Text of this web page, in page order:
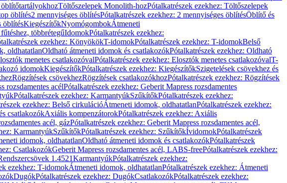
öblítőtartályokhozTöltőszelepek Monolith-hozPótalkatrészek ezekhez: Töltőszelepek
öblítés2 mennyiséges öblítésPótalkatrészek ezekhez: 2 mennyiséges öblítésÖblítő és
öblítésKiegészítőkNyomógombokÁtmeneti
többrétegűIdomokPótalkatrészek ezekhez:
ezekhez: KönyökökT-idomokPótalkatrészek ezekhez: T-idomokBelső
oldhatatlanOldható átmeneti idomok és csatlakozókPótalkatrészek ezekhez: Oldható
menetes csatlakozóvalPótalkatrészek ezekhez: Elosztók menetes csatlakozóvalT-
idomokKiegészítőkPótalkatrészek ezekhez: KiegészítőkSzigetelések csövekhez és
Rögzítések csövekhezRögzítések csatlakozókhozPótalkatrészek ezekhez: Rögzítések
rozsdamentes acélPótalkatrészek ezekhez: Geberit Mapress rozsdamentes
Pótalkatrészek ezekhez: KarmantyúkSzűkítőkPótalkatrészek ezekhez:
ezekhez: Belső cirkulációÁtmeneti idomok, oldhatatlanPótalkatrészek ezekhez:
csatlakozókAxiális kompenzátorokPótalkatrészek ezekhez: Axiális
acél, gázPótalkatrészek ezekhez: Geberit Mapress rozsdamentes acél,
KarmantyúkSzűkítőkPótalkatrészek ezekhez: SzűkítőkÍvidomokPótalkatrészek
idomok, oldhatatlanOldható átmeneti idomok és csatlakozókPótalkatrészek
CsatlakozókGeberit Mapress rozsdamentes acél, LABS-freePótalkatrészek ezekhez:
1.4521KarmantyúkPótalkatrészek ezekhez:
ezekhez: T-idomokÁtmeneti idomok, oldhatatlanPótalkatrészek ezekhez: Átmeneti
DugókPótalkatrészek ezekhez: DugókCsatlakozókPótalkatrészek ezekhez: